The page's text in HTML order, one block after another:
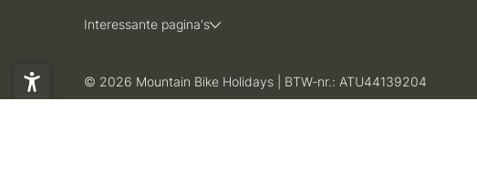
Interessante pagina's
© 2026 Mountain Bike Holidays BTW-nr.: ATU44139204